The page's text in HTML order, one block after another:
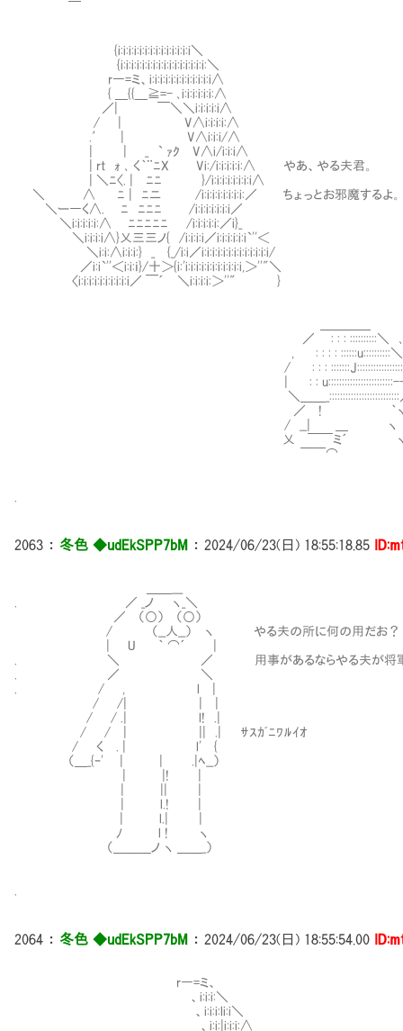
Ⅷ{i:i:i:i:i:i:i:i:i:i:i:i:i:i＼
Ⅷ{i:i:i:i:i:i:i:i:i:i:i:i:i:i:i:i:＼
r―=ミ、i:i:i:i:i:i:i:i:i:i:i:i∧
{ ＿{{＿≧=- ､i:i:i:i:i:i:∧
／| ￣＼＼i:i:i:i:i∧
/ | V∧i:i:i:i:∧
.′ | V∧i:i:i/∧
| | _ ` ｧｸ V∧i/i:i:i∧
| rt ｫ ､ く｀¨ﾆX Vi:/i:i:i:i:i:∧ やあ、やる夫君。
| ＼ﾆ〈. | ﾆﾆ }/i:i:i:i:i:i:i:i∧
＼ ∧ Ⅷﾆ | ﾆニ /i:i:i:i:i:i:i:i:／ ちょっとお邪魔するよ。
＼ー―く∧. Ⅷﾆ ﾆﾆﾆ /i:i:i:i:i:i:i／
＼i:i:i:i:i:∧ Ⅷﾆﾆﾆﾆﾆ /i:i:i:i:i:／i}_
＼i:i:i:i∧}乂三三ノ{ /i:i:i:i／i:i:i:i:i:i`''＜
＼i:i:∧i:i:i:} _ {_/i:i／i:i:i:i:i:i:i:i:i:i:i:i:i/
／i:i`''＜i:i:ｉ}/十＞{i:'i:i:i:i:i:i:i:i:i:i:i,＞''"＼
〈i:i:i:i:i:i:i:i:i:i／ ￣´ ＼i:i:i:i:＞''" }
／ : : : ::::::::::＼ ､_从
, : : : : ::::::u::::::::::＼＾YY＾_ _
/ : : : :::::::J:::::::::::::::::‘，
| : : u::::::::::::::::::::::::---l--‐''´-‐''´ レ
＼＿＿_::::::::::::::::::::::::::
／ ! ｀
/ __| ＿ ヽ
乂 ￣￣ミ´ ヽ
￣￣⌒
2063 ： 冬色 ◆udEkSPP7bM ： 2024/06/23(日) 18:55:18.85
. ／ _ノ ヽ_＼
／ （○） （○）
/ （__人__） ヽ やる夫の所に何の用だお？
| U ｀ ⌒´ |
. ＼ ／ 用事があるならやる夫が将軍のとこ
. ／ ＼
. / , l |
/ /| | |
/ / .| l! .|
/ / | || .| ｻｽｶﾞﾆﾜﾙｲｵ
/ く . | l' {
（＿_{ｰ' | | .|ﾍ__）
| |! |
| l.! |
ﾉ l ! ヽ
（＿＿＿ノ ヽ ＿＿_）
2064 ： 冬色 ◆udEkSPP7bM ： 2024/06/23(日) 18:55:54.00
r―=ミ、
Ⅵ、i:i:i:＼
Ⅵ、i:i:i:li:i＼
Ⅵ、i:i:|i:i:i:∧